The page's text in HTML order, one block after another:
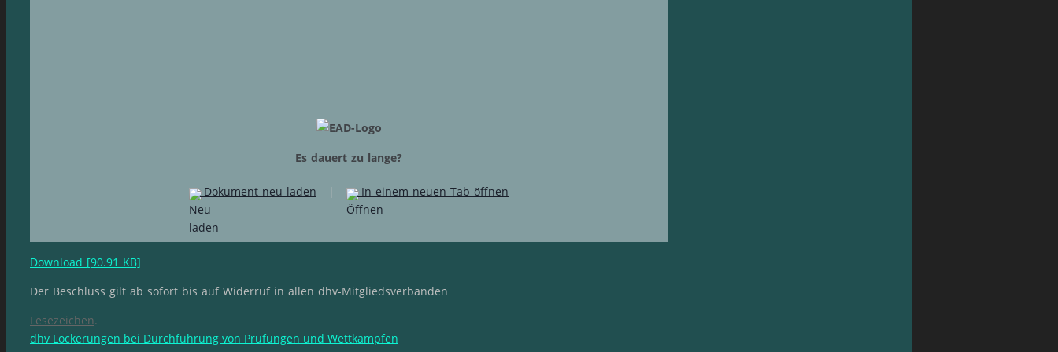
Es dauert zu lange?
Dokument neu laden | In einem neuen Tab öffnen
Download [90.91 KB]
Der Beschluss gilt ab sofort bis auf Widerruf in allen dhv-Mitgliedsverbänden
Lesezeichen.
dhv Lockerungen bei Durchführung von Prüfungen und Wettkämpfen